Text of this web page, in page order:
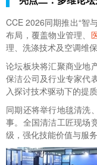
CCE 2026同期推出“智
布局，覆盖物业管理、
理、洗涤技术及空调维保
论坛板块将汇聚商业地
保洁公司及行业专家代
入探讨技术驱动下的提
同期还将举行地毯清洗
事。全国清洁工匠现场
级，强化技能价值与服务